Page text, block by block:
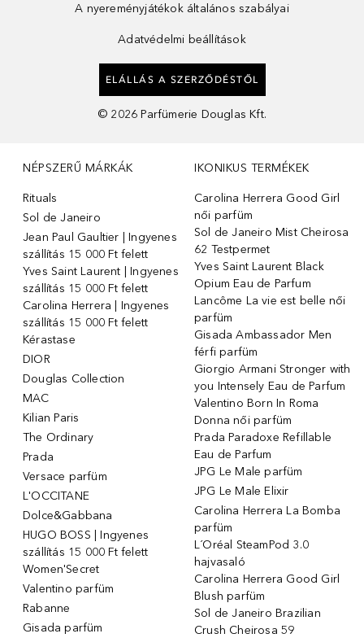
A nyereményjátékok általános szabályai
Adatvédelmi beállítások
ELÁLLÁS A SZERZŐDÉSTŐL
© 2026 Parfümerie Douglas Kft.
NÉPSZERŰ MÁRKÁK
Rituals
Sol de Janeiro
Jean Paul Gaultier | Ingyenes
szállítás 15 000 Ft felett
Yves Saint Laurent | Ingyenes
szállítás 15 000 Ft felett
Carolina Herrera | Ingyenes
szállítás 15 000 Ft felett
Kérastase
DIOR
Douglas Collection
MAC
Kilian Paris
The Ordinary
Prada
Versace parfüm
L'OCCITANE
Dolce&Gabbana
HUGO BOSS | Ingyenes
szállítás 15 000 Ft felett
Women'Secret
Valentino parfüm
Rabanne
Gisada parfüm
IKONIKUS TERMÉKEK
Carolina Herrera Good Girl
női parfüm
Sol de Janeiro Mist Cheirosa
62 Testpermet
Yves Saint Laurent Black
Opium Eau de Parfum
Lancôme La vie est belle női
parfüm
Gisada Ambassador Men
férfi parfüm
Giorgio Armani Stronger with
you Intensely Eau de Parfum
Valentino Born In Roma
Donna női parfüm
Prada Paradoxe Refillable
Eau de Parfum
JPG Le Male parfüm
JPG Le Male Elixir
Carolina Herrera La Bomba
parfüm
L´Oréal SteamPod 3.0
hajvasaló
Carolina Herrera Good Girl
Blush parfüm
Sol de Janeiro Brazilian
Crush Cheirosa 59